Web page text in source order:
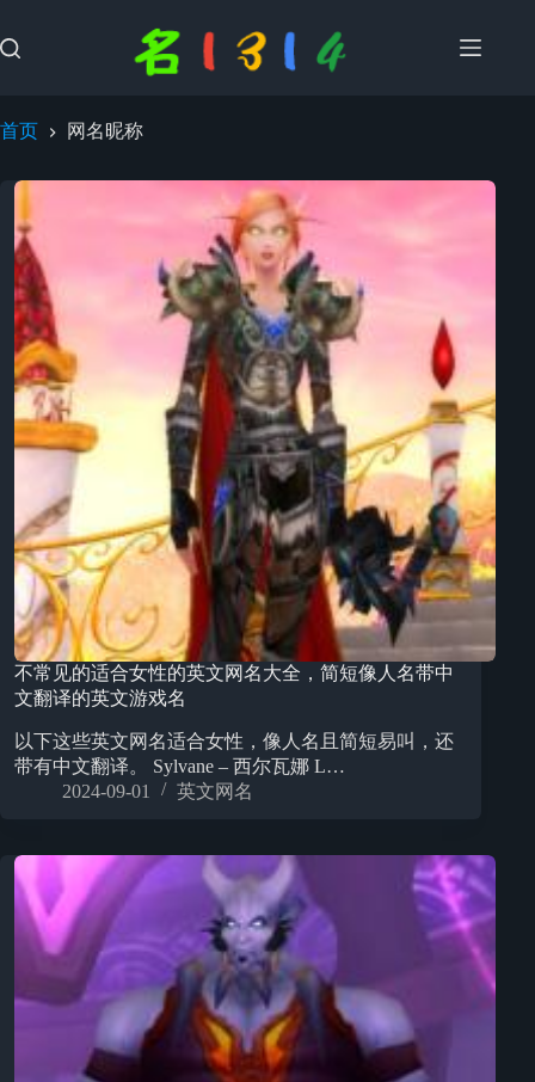
过
内
首页 网名昵称
不常见的适合女性的英文网名大全，简短像人名带中
文翻译的英文游戏名
以下这些英文网名适合女性，像人名且简短易叫，还
带有中文翻译。 Sylvane – 西尔瓦娜 L…
2024-09-01
英文网名